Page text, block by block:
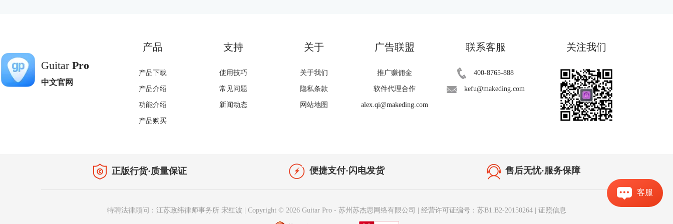
客服
Guitar Pro
中文官网
产品
产品下载
产品介绍
功能介绍
产品购买
支持
使用技巧
常见问题
新闻动态
关于
关于我们
隐私条款
网站地图
广告联盟
推广赚佣金
软件代理合作
alex.qi@makeding.com
联系客服
400-8765-888
kefu@makeding.com
关注我们
正版行货·质量保证 便捷支付·闪电发货 售后无忧·服务保障
特聘法律顾问：江苏政纬律师事务所 宋红波 Copyright © 2026 Guitar Pro - 苏州苏杰思网络有限公司 经营许可证编号：苏B1.B2-20150264 证照信息